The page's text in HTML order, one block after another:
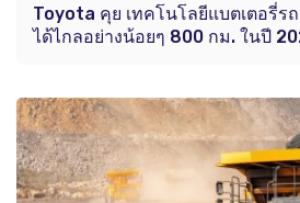
Toyota คุย เทคโนโลยีแบตเตอรี่ร
ได้ไกลอย่างน้อยๆ 800 กม. ในปี